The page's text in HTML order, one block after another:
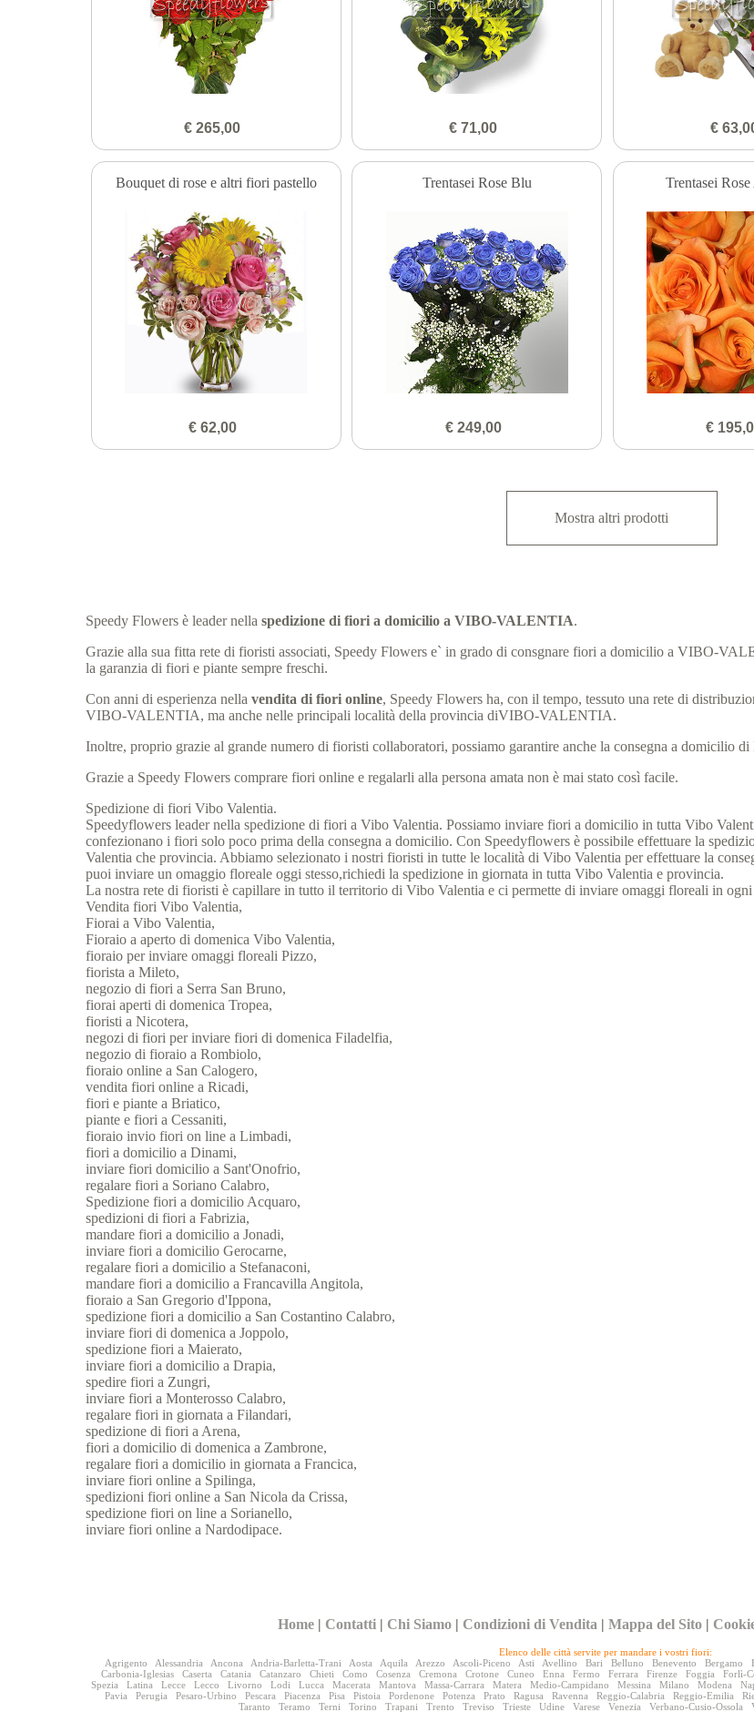
€ 265,00 € 71,00 €
Bouquet di rose e altri fiori pastello
€ 62,00
Trentasei Rose Blu
€ 249,00
Trentasei
€
Mostra altri prodotti
Speedy Flowers è leader nellaspedizione di fiori a domicilio a VIBO-VALENTIA.
Grazie alla sua fitta rete di fioristi associati, Speedy Flowers e` in grado di consgnare fiori a domicilio a VIBO-
la garanzia di fiori e piante sempre freschi.
Con anni di esperienza nellavendita di fiori online, Speedy Flowers ha, con il tempo, tessuto una rete di
VIBO-VALENTIA, ma anche nelle principali località della provincia diVIBO-VALENTIA.
Inoltre, proprio grazie al grande numero di fioristi collaboratori, possiamo garantire anche la consegna a domicilio di
Grazie a Speedy Flowers comprare fiori online e regalarli alla persona amata non è mai stato così facile.
Spedizione di fiori Vibo Valentia.
Speedyflowers leader nella spedizione di fiori a Vibo Valentia. Possiamo inviare fiori a domicilio in tutta Vibo
confezionano i fiori solo poco prima della consegna a domicilio. Con Speedyflowers è possibile effettuare la
Valentia che provincia. Abbiamo selezionato i nostri fioristi in tutte le località di Vibo Valentia per effettuare la
puoi inviare un omaggio floreale oggi stesso,richiedi la spedizione in giornata in tutta Vibo Valentia e provincia.
La nostra rete di fioristi è capillare in tutto il territorio di Vibo Valentia e ci permette di inviare omaggi floreali in
Vendita fiori Vibo Valentia,
Fiorai a Vibo Valentia,
Fioraio a aperto di domenica Vibo Valentia,
fioraio per inviare omaggi floreali Pizzo,
fiorista a Mileto,
negozio di fiori a Serra San Bruno,
fiorai aperti di domenica Tropea,
fioristi a Nicotera,
negozi di fiori per inviare fiori di domenica Filadelfia,
negozio di fioraio a Rombiolo,
fioraio online a San Calogero,
vendita fiori online a Ricadi,
fiori e piante a Briatico,
piante e fiori a Cessaniti,
fioraio invio fiori on line a Limbadi,
fiori a domicilio a Dinami,
inviare fiori domicilio a Sant'Onofrio,
regalare fiori a Soriano Calabro,
Spedizione fiori a domicilio Acquaro,
spedizioni di fiori a Fabrizia,
mandare fiori a domicilio a Jonadi,
inviare fiori a domicilio Gerocarne,
regalare fiori a domicilio a Stefanaconi,
mandare fiori a domicilio a Francavilla Angitola,
fioraio a San Gregorio d'Ippona,
spedizione fiori a domicilio a San Costantino Calabro,
inviare fiori di domenica a Joppolo,
spedizione fiori a Maierato,
inviare fiori a domicilio a Drapia,
spedire fiori a Zungri,
inviare fiori a Monterosso Calabro,
regalare fiori in giornata a Filandari,
spedizione di fiori a Arena,
fiori a domicilio di domenica a Zambrone,
regalare fiori a domicilio in giornata a Francica,
inviare fiori online a Spilinga,
spedizioni fiori online a San Nicola da Crissa,
spedizione fiori on line a Sorianello,
inviare fiori online a Nardodipace.
Home | Contatti | Chi Siamo | Condizioni di Vendita |Mappa del Sito |
Elenco delle città servite per mandare i vostri fiori:
Agrigento
Alessandria Ancona Andria-Barletta-Trani Aosta Aquila Arezzo Ascoli-Piceno Asti Avellino Bari Belluno Benevento Bergamo
Carbonia-Iglesias
Caserta Catania Catanzaro Chieti Como Cosenza Cremona Crotone Cuneo Enna Fermo Ferrara Firenze Foggia Forlì-
Spezia
Latina Lecce Lecco Livorno Lodi Lucca Macerata Mantova Massa-Carrara Matera Medio-Campidano Messina Milano Modena
Pavia
Perugia Pesaro-Urbino Pescara Piacenza Pisa Pistoia Pordenone Potenza Prato Ragusa Ravenna Reggio-Calabria Reggio-Emilia
Taranto
Teramo Terni Torino Trapani Trento Treviso Trieste Udine Varese Venezia Verbano-Cusio-Ossola